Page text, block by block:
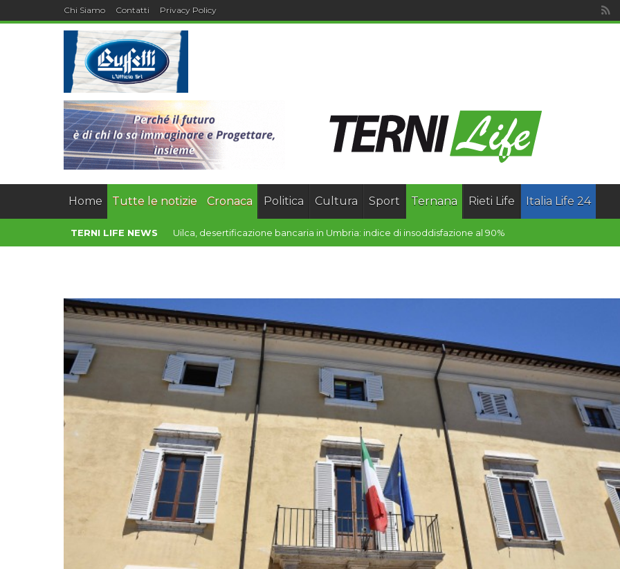
Chi Siamo Contatti Privacy Policy
Home Tutte le notizie Cronaca Politica Cultura Sport Ternana Rieti Life Italia Life 24
TERNI LIFE NEWS Serie D